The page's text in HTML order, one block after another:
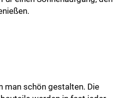
man schön gestalten. Die